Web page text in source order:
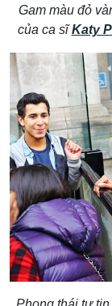
Gam màu đỏ
của ca sĩKaty